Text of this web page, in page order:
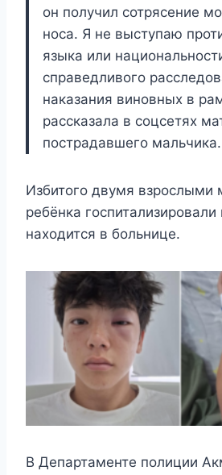
он получил сотрясение
носа. Я не выступаю
языка или
справедливого
наказания виновных в
рассказала в соцсетях
пострадавшего мальчика.
Избитого двумя взрослыми
ребёнка госпитализировали
находится в больнице.
В Департаменте полиции